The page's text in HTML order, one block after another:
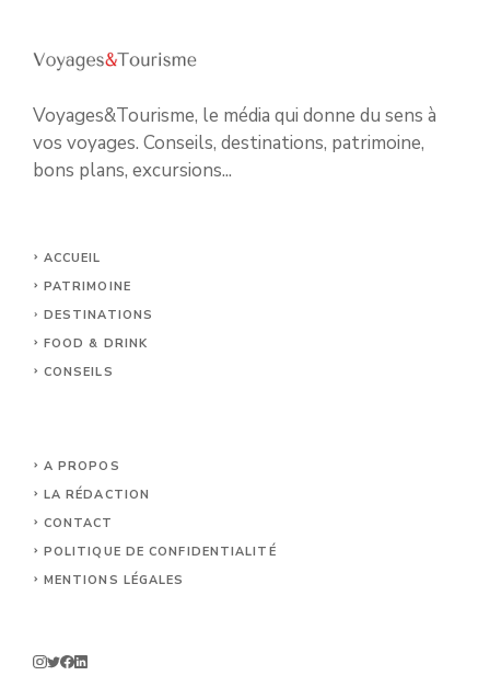
Voyages&Tourisme, le média qui donne du sens à
vos voyages. Conseils, destinations, patrimoine,
bons plans, excursions...
ACCUEIL
PATRIMOINE
DESTINATIONS
FOOD & DRINK
CONSEILS
A PROPOS
LA RÉDACTION
CONTACT
POLITIQUE DE CONFIDENTIALITÉ
MENTIONS LÉGALES